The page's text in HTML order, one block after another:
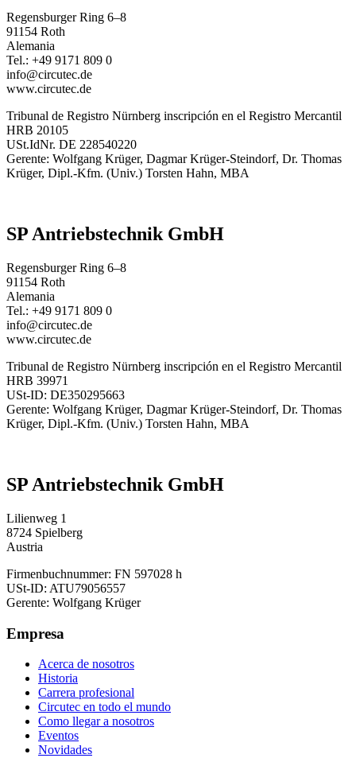
Regensburger Ring 6–8
91154 Roth
Alemania
Tel.: +49 9171 809 0
info@circutec.de
www.circutec.de
Tribunal de Registro Nürnberg inscripción en el Registro Mercantil
HRB 20105
USt.IdNr. DE 228540220
Gerente: Wolfgang Krüger, Dagmar Krüger-Steindorf, Dr. Thomas
Krüger, Dipl.-Kfm. (Univ.) Torsten Hahn, MBA
SP Antriebstechnik GmbH
Regensburger Ring 6–8
91154 Roth
Alemania
Tel.: +49 9171 809 0
info@circutec.de
www.circutec.de
Tribunal de Registro Nürnberg inscripción en el Registro Mercantil
HRB 39971
USt-ID: DE350295663
Gerente: Wolfgang Krüger, Dagmar Krüger-Steindorf, Dr. Thomas
Krüger, Dipl.-Kfm. (Univ.) Torsten Hahn, MBA
SP Antriebstechnik GmbH
Lilienweg 1
8724 Spielberg
Austria
Firmenbuchnummer: FN 597028 h
USt-ID: ATU79056557
Gerente: Wolfgang Krüger
Empresa
Acerca de nosotros
Historia
Carrera profesional
Circutec en todo el mundo
Como llegar a nosotros
Eventos
Novidades